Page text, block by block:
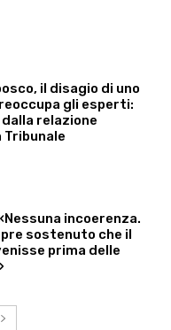
il disagio di uno
gli esperti:
relazione
incoerenza.
sostenuto che il
prima delle